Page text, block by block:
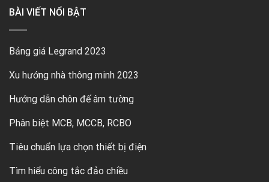
BÀI VIẾT NỔI BẬT
Bảng giá Legrand 2023
Xu hướng nhà thông minh 2023
Hướng dẫn chôn đế âm tường
Phân biệt MCB, MCCB, RCBO
Tiêu chuẩn lựa chọn thiết bị điện
Tìm hiểu công tắc đảo chiều